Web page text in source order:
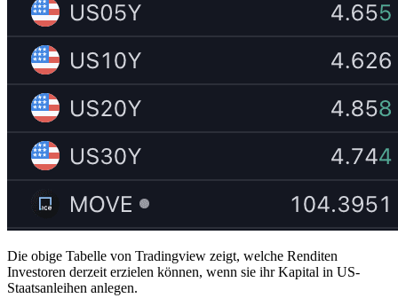
Die obige Tabelle von Tradingview zeigt, welche Renditen
Investoren derzeit erzielen können, wenn sie ihr Kapital in US-
Staatsanleihen anlegen.